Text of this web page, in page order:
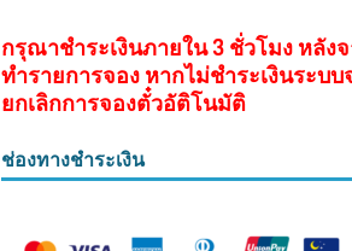
กรุณาชำระเงินภายใน 3 ชั่วโมง หลัง
ทำรายการจอง หากไม่ชำระเงินระบบ
ยกเลิกการจองตั๋วอัติโนมัติ
ช่องทางชำระเงิน